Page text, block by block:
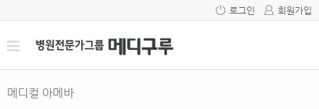
로그인 회원가입
메디컬 아메바